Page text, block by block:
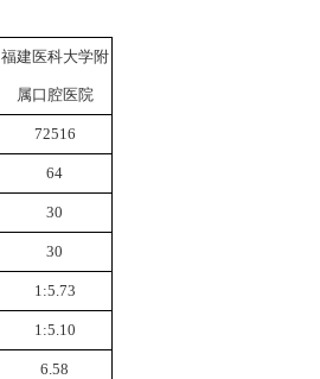
福建医科大学附
属口腔医院
72516
64
30
30
1:5.73
1:5.10
6.58